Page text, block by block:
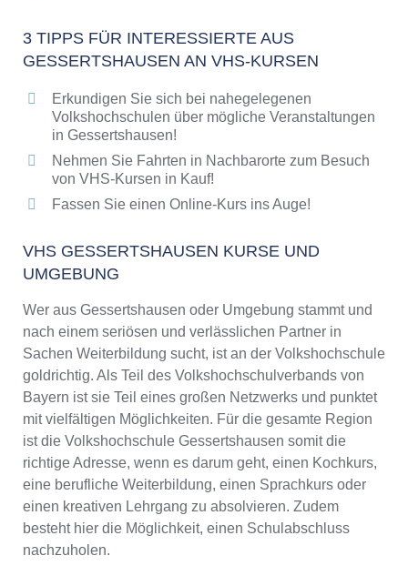
3 TIPPS FÜR INTERESSIERTE AUS
GESSERTSHAUSEN AN VHS-KURSEN
Erkundigen Sie sich bei nahegelegenen
Volkshochschulen über mögliche Veranstaltungen
in Gessertshausen!
Nehmen Sie Fahrten in Nachbarorte zum Besuch
von VHS-Kursen in Kauf!
Fassen Sie einen Online-Kurs ins Auge!
VHS GESSERTSHAUSEN KURSE UND
UMGEBUNG
Wer aus Gessertshausen oder Umgebung stammt und
nach einem seriösen und verlässlichen Partner in
Sachen Weiterbildung sucht, ist an der Volkshochschule
goldrichtig. Als Teil des Volkshochschulverbands von
Bayern ist sie Teil eines großen Netzwerks und punktet
mit vielfältigen Möglichkeiten. Für die gesamte Region
ist die Volkshochschule Gessertshausen somit die
richtige Adresse, wenn es darum geht, einen Kochkurs,
eine berufliche Weiterbildung, einen Sprachkurs oder
einen kreativen Lehrgang zu absolvieren. Zudem
besteht hier die Möglichkeit, einen Schulabschluss
nachzuholen.